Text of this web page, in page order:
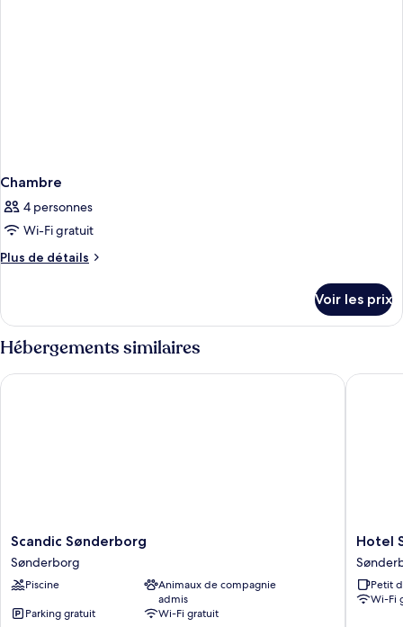
Chambre
4 personnes
Wi-Fi gratuit
Plus de détails
Plus
le
type
de
Chambre
Voir les prix
Hébergements similaires
Scandic
Sønderborg
Sønderborg
Scandic Sønderborg
Sønderborg
Piscine
Animaux de compagnie
admis
Parking gratuit
Wi-Fi gratuit
Scandic Sønderborg
Hotel
Strand
Hotel
Petit
Wi-Fi
Hotel